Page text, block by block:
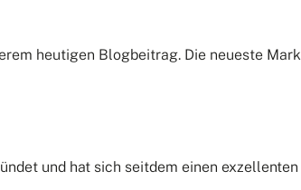
heutigen Blogbeitrag. Die neueste
und hat sich seitdem einen